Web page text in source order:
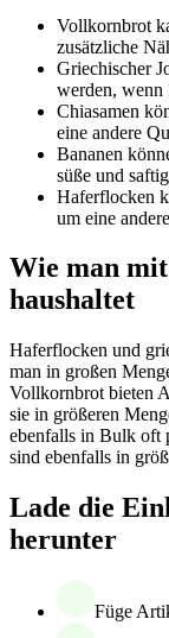
Vollkornbrot
zusätzliche
Griechischer
werden, wenn
Chiasamen
eine andere
Bananen
süße und
Haferflocken
um eine
Wie man mit
haushaltet
Haferflocken und
man in großen
Vollkornbrot bieten
sie in größeren
ebenfalls in Bulk oft
sind ebenfalls in
Lade die
herunter
Füge